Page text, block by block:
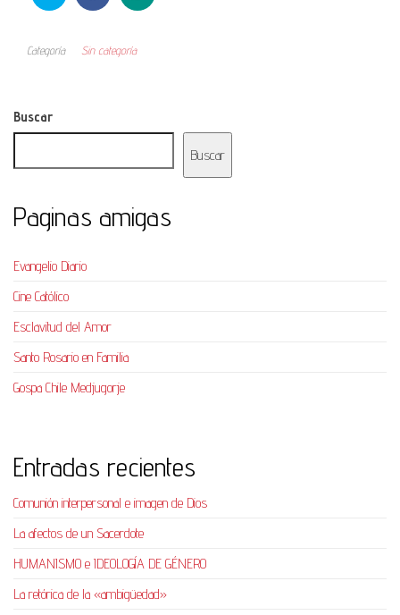
Categoría Sin categoría
Buscar
Buscar
Paginas amigas
Evangelio Diario
Cine Católico
Esclavitud del Amor
Santo Rosario en Familia
Gospa Chile Medjugorje
Entradas recientes
Comunión interpersonal e imagen de Dios
La afectos de un Sacerdote
HUMANISMO e IDEOLOGÍA DE GÉNERO
La retórica de la «ambigüedad»